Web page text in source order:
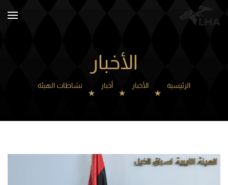
الأخبار
الرئيسية الأخبار أخبار نشاطات الهيئة